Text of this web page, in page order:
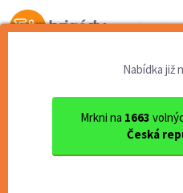
Od první brigády
Nabídka již
Mrkni na 1663
Česká
Zlínský kraj
Hledáme Číšníky/Servírky do...
Hledáme Číšníky/